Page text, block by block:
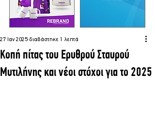
Κοπή πίτας του Ερυθρού Σταυρού
Μυτιλήνης και νέοι στόχοι για το 2025
27 Ιαν 2025 διαβάστηκε 1 λεπτά